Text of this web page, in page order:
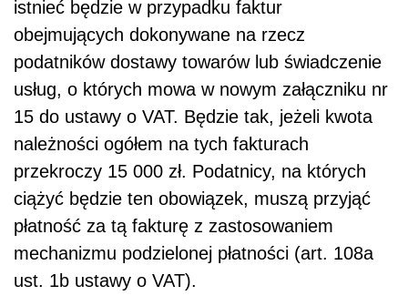
istnieć będzie w przypadku faktur
obejmujących dokonywane na rzecz
podatników dostawy towarów lub świadczenie
usług, o których mowa w nowym załączniku nr
15 do ustawy o VAT. Będzie tak, jeżeli kwota
należności ogółem na tych fakturach
przekroczy 15 000 zł. Podatnicy, na których
ciążyć będzie ten obowiązek, muszą przyjąć
płatność za tą fakturę z zastosowaniem
mechanizmu podzielonej płatności (art. 108a
ust. 1b ustawy o VAT).